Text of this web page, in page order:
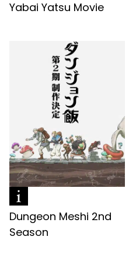
Yabai Yatsu Movie
Dungeon Meshi 2nd
Season